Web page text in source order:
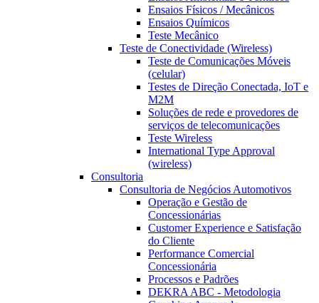
Ensaios Físicos / Mecânicos
Ensaios Químicos
Teste Mecânico
Teste de Conectividade (Wireless)
Teste de Comunicações Móveis
(celular)
Testes de Direção Conectada, IoT e
M2M
Soluções de rede e provedores de
serviços de telecomunicações
Teste Wireless
International Type Approval
(wireless)
Consultoria
Consultoria de Negócios Automotivos
Operação e Gestão de
Concessionárias
Customer Experience e Satisfação
do Cliente
Performance Comercial
Concessionária
Processos e Padrões
DEKRA ABC - Metodologia